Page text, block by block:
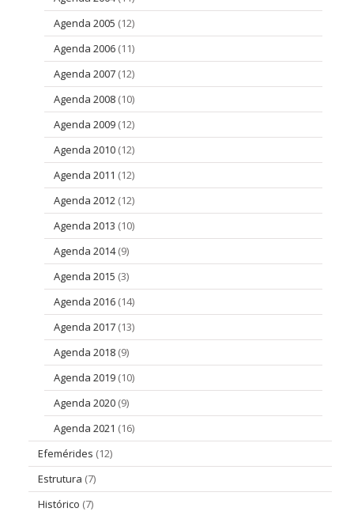
Agenda 2005 (12)
Agenda 2006 (11)
Agenda 2007 (12)
Agenda 2008 (10)
Agenda 2009 (12)
Agenda 2010 (12)
Agenda 2011 (12)
Agenda 2012 (12)
Agenda 2013 (10)
Agenda 2014(9)
Agenda 2015 (3)
Agenda 2016 (14)
Agenda 2017 (13)
Agenda 2018 (9)
Agenda 2019 (10)
Agenda 2020 (9)
Agenda 2021 (16)
Efemérides (12)
Estrutura (7)
Histórico (7)